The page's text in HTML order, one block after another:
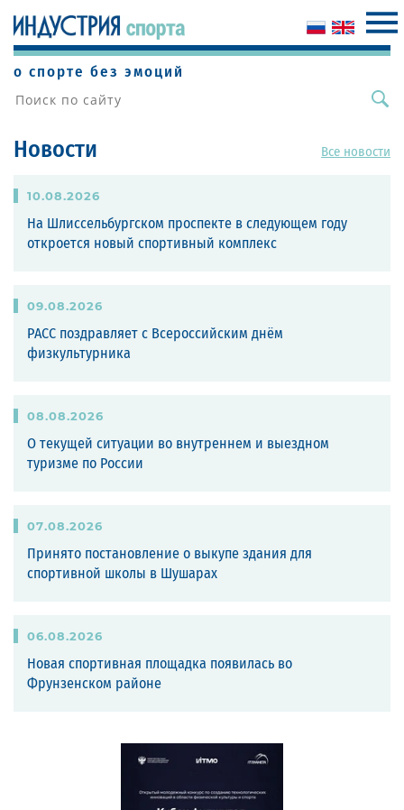
о спорте без эмоций
Новости Все новости
10.08.2026
На Шлиссельбургском проспекте в следующем году
откроется новый спортивный комплекс
09.08.2026
РАСС поздравляет с Всероссийским днём
физкультурника
08.08.2026
О текущей ситуации во внутреннем и выездном
туризме по России
07.08.2026
Принято постановление о выкупе здания для
спортивной школы в Шушарах
06.08.2026
Новая спортивная площадка появилась во
Фрунзенском районе